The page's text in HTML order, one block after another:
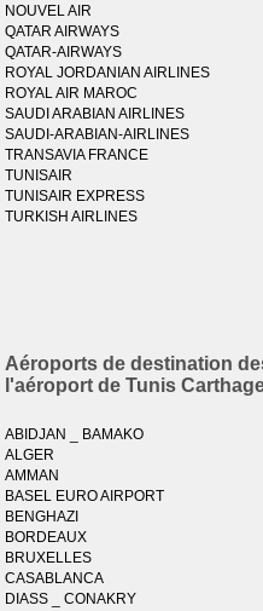
NOUVEL AIR
QATAR AIRWAYS
QATAR-AIRWAYS
ROYAL JORDANIAN AIRLINES
ROYAL AIR MAROC
SAUDI ARABIAN AIRLINES
SAUDI-ARABIAN-AIRLINES
TRANSAVIA FRANCE
TUNISAIR
TUNISAIR EXPRESS
TURKISH AIRLINES
Aéroports de destination
l'aéroport de Tunis
ABIDJAN _ BAMAKO
ALGER
AMMAN
BASEL EURO AIRPORT
BENGHAZI
BORDEAUX
BRUXELLES
CASABLANCA
DIASS _ CONAKRY